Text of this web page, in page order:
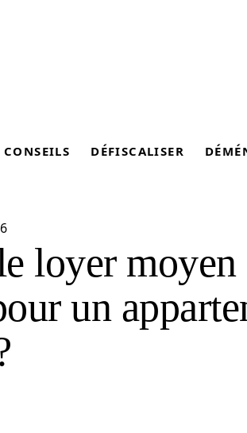
CONSEILS DÉFISCALISER
loyer moyen
un